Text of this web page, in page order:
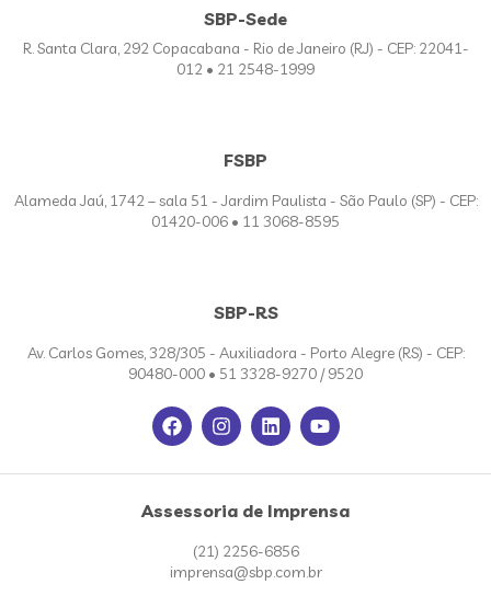
SBP-Sede
R. Santa Clara, 292 Copacabana - Rio de Janeiro (RJ) - CEP: 22041-
012 • 21 2548-1999
FSBP
Alameda Jaú, 1742 – sala 51 - Jardim Paulista - São Paulo (SP) - CEP:
01420-006 • 11 3068-8595
SBP-RS
Av. Carlos Gomes, 328/305 - Auxiliadora - Porto Alegre (RS) - CEP:
90480-000 • 51 3328-9270 / 9520
Assessoria de Imprensa
(21) 2256-6856
imprensa@sbp.com.br